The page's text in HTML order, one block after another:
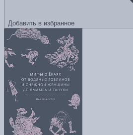
Добавить в избранное